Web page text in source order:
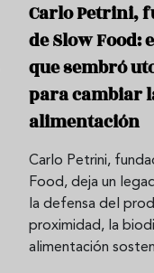
Carlo Petrini,
de Slow Food:
que sembró
para cambiar
alimentación
Carlo Petrini,
Food, deja un
la defensa del
proximidad, la
alimentación
que querrás
verano